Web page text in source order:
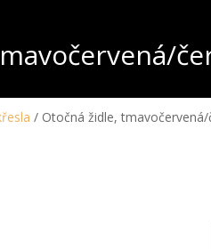
/ Otočná židle, tmavočervená/